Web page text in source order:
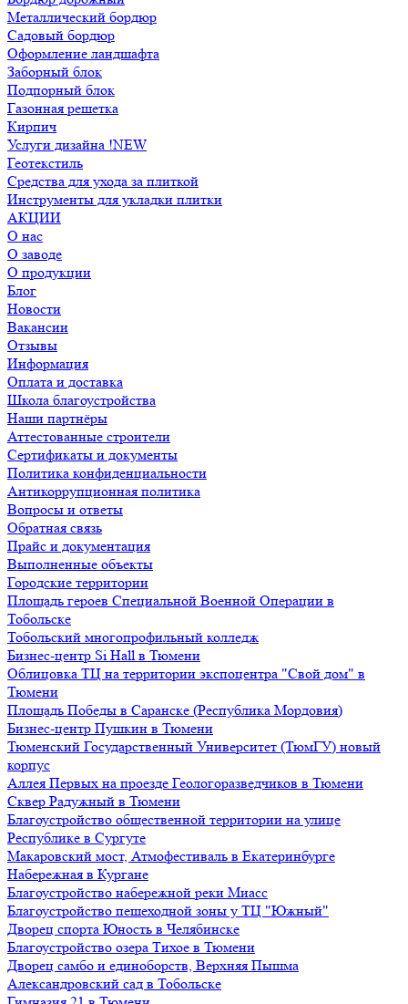
Металлический бордюр
Садовый бордюр
Оформление ландшафта
Заборный блок
Подпорный блок
Газонная решетка
Кирпич
Услуги дизайна !NEW
Геотекстиль
Средства для ухода за плиткой
Инструменты для укладки плитки
АКЦИИ
О нас
О заводе
О продукции
Блог
Новости
Вакансии
Отзывы
Информация
Оплата и доставка
Школа благоустройства
Наши партнёры
Аттестованные строители
Сертификаты и документы
Политика конфиденциальности
Антикоррупционная политика
Вопросы и ответы
Обратная связь
Прайс и документация
Выполненные объекты
Городские территории
Площадь героев Специальной Военной Операции в
Тобольске
Тобольский многопрофильный колледж
Бизнес-центр Si Hall в Тюмени
Облицовка ТЦ на территории экспоцентра "Свой дом" в
Тюмени
Площадь Победы в Саранске (Республика Мордовия)
Бизнес-центр Пушкин в Тюмени
Тюменский Государственный Университет (ТюмГУ) новый
корпус
Аллея Первых на проезде Геологоразведчиков в Тюмени
Сквер Радужный в Тюмени
Благоустройство общественной территории на улице
Республике в Сургуте
Макаровский мост, Атмофестиваль в Екатеринбурге
Набережная в Кургане
Благоустройство набережной реки Миасс
Благоустройство пешеходной зоны у ТЦ "Южный"
Дворец спорта Юность в Челябинске
Благоустройство озера Тихое в Тюмени
Дворец самбо и единоборств, Верхняя Пышма
Александровский сад в Тобольске